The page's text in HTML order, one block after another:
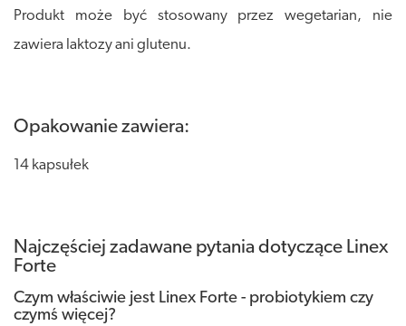
Produkt może być stosowany przez wegetarian, nie
zawiera laktozy ani glutenu.
Opakowanie zawiera:
14 kapsułek
Najczęściej zadawane pytania dotyczące Linex
Forte
Czym właściwie jest Linex Forte - probiotykiem czy
czymś więcej?